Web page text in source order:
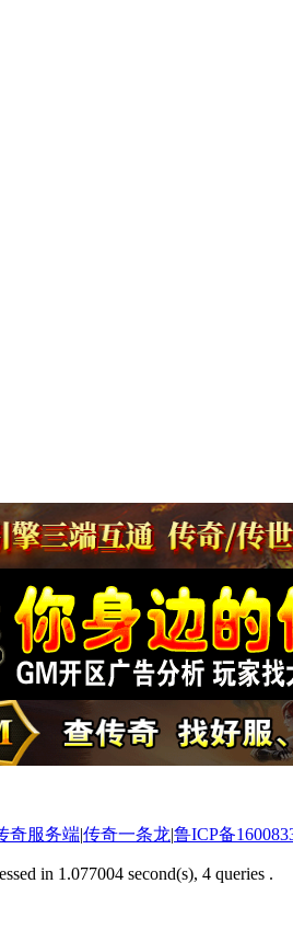
奇服务端|传奇一条龙|鲁ICP备
in 1.077004 second(s), 4 queries .